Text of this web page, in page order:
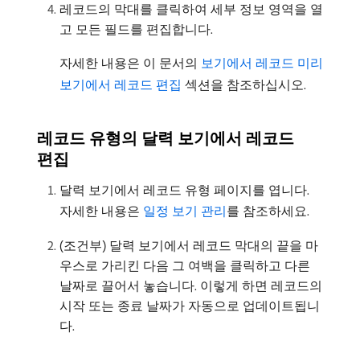
레코드의 막대를 클릭하여 세부 정보 영역을 열
고 모든 필드를 편집합니다.
자세한 내용은 이 문서의 보기에서 레코드 미리
보기에서 레코드 편집 섹션을 참조하십시오.
레코드 유형의 달력 보기에서 레코드
편집
달력 보기에서 레코드 유형 페이지를 엽니다.
자세한 내용은 일정 보기 관리를 참조하세요.
(조건부) 달력 보기에서 레코드 막대의 끝을 마
우스로 가리킨 다음 그 여백을 클릭하고 다른
날짜로 끌어서 놓습니다. 이렇게 하면 레코드의
시작 또는 종료 날짜가 자동으로 업데이트됩니
다.